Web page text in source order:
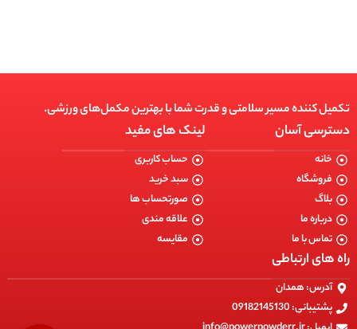
تکمیل کننده مسیر سلامتی و قدرت شما با بهترین مکمل‌های ورزشی.
دسترسی آسان
خانه
فروشگاه
بلاگ
درباره ما
تماس با ما
لینک های مفید
حساب کاربری
سبد خرید
صورتحساب ها
علاقه مندی
مقایسه
راه های ارتباطی
آدرس: همدان
پشتیبانی: 09182145130